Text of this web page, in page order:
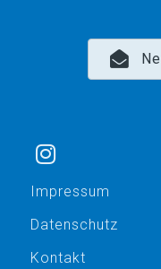
Impressum
Datenschutz
Kontakt